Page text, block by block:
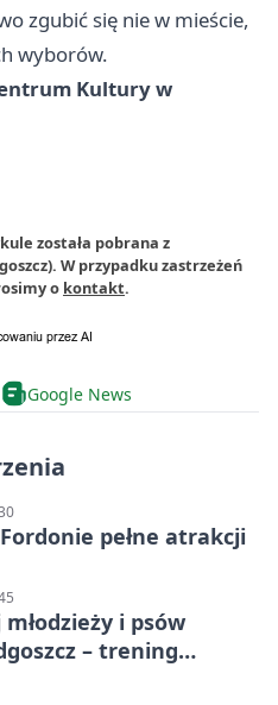
zgubić się nie w mieście,
wyborów.
Kultury w
została pobrana z
W przypadku zastrzeżeń
o kontakt.
Google News
pełne atrakcji
i psów
– trening